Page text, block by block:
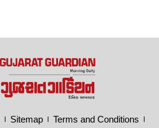
Sitemap
Terms and Conditions